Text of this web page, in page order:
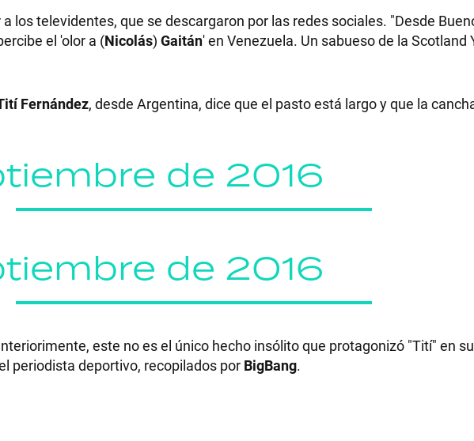
los televidentes, que se descargaron por las redes sociales. "Desde
el 'olor a (Nicolás) Gaitán' en Venezuela. Un sabueso de la Scotland
Fernández, desde Argentina, dice que el pasto está largo y que la
de 2016
de 2016
este no es el único hecho insólito que protagonizó "Tití" en
periodista deportivo, recopilados por BigBang.